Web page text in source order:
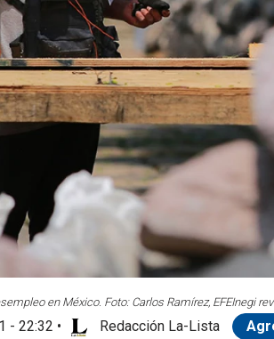
en México. Foto: Carlos Ramírez, EFEInegi
- 22:32 • Redacción La-Lista